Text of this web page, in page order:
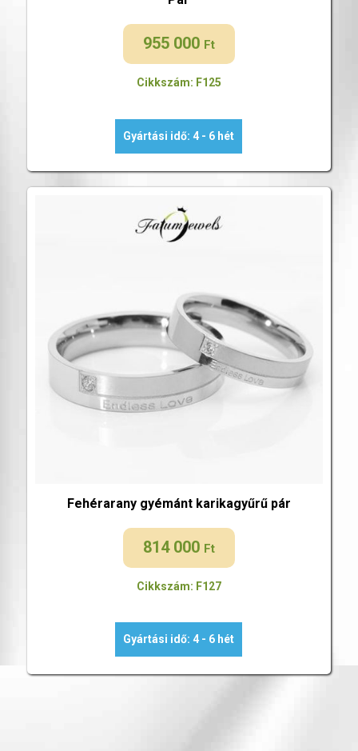
955 000 Ft
Cikkszám: F125
Gyártási idő: 4 - 6 hét
Fehérarany gyémánt karikagyűrű pár
814 000 Ft
Cikkszám: F127
Gyártási idő: 4 - 6 hét